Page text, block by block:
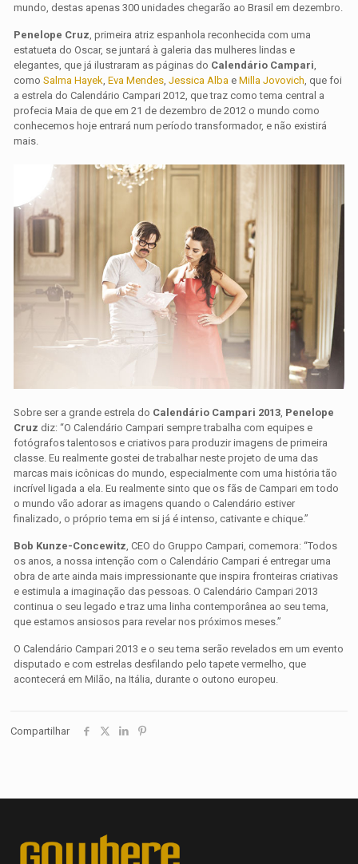
mundo, destas apenas 300 unidades chegarão ao Brasil em dezembro.
Penelope Cruz, primeira atriz espanhola reconhecida com uma
estatueta do Oscar, se juntará à galeria das mulheres lindas e
elegantes, que já ilustraram as páginas do Calendário Campari,
comoSalma Hayek,Eva Mendes,Jessica Alba eMilla Jovovich, que foi
a estrela do Calendário Campari 2012, que traz como tema central a
profecia Maia de que em 21 de dezembro de 2012 o mundo como
conhecemos hoje entrará num período transformador, e não existirá
mais.
Sobre ser a grande estrela do Calendário Campari 2013, Penelope
Cruz diz: “O Calendário Campari sempre trabalha com equipes e
fotógrafos talentosos e criativos para produzir imagens de primeira
classe. Eu realmente gostei de trabalhar neste projeto de uma das
marcas mais icônicas do mundo, especialmente com uma história tão
incrível ligada a ela. Eu realmente sinto que os fãs de Campari em todo
o mundo vão adorar as imagens quando o Calendário estiver
finalizado, o próprio tema em si já é intenso, cativante e chique.”
Bob Kunze-Concewitz, CEO do Gruppo Campari, comemora: “Todos
os anos, a nossa intenção com o Calendário Campari é entregar uma
obra de arte ainda mais impressionante que inspira fronteiras criativas
e estimula a imaginação das pessoas. O Calendário Campari 2013
continua o seu legado e traz uma linha contemporânea ao seu tema,
que estamos ansiosos para revelar nos próximos meses.”
O Calendário Campari 2013 e o seu tema serão revelados em um evento
disputado e com estrelas desfilando pelo tapete vermelho, que
acontecerá em Milão, na Itália, durante o outono europeu.
Compartilhar